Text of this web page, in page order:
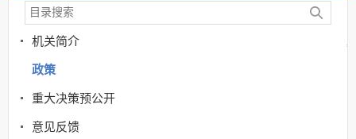
机关简介
政策
重大决策预公开
意见反馈